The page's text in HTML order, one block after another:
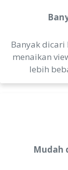
Banyak
menaikan
lebih
Mudah